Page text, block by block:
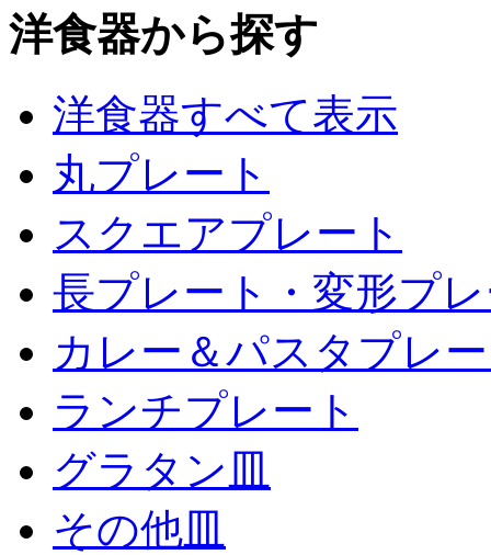
洋食器から探す
洋食器すべて表示
丸プレート
スクエアプレート
長プレート・変形プ
カレー＆パスタプレ
ランチプレート
グラタン皿
その他皿